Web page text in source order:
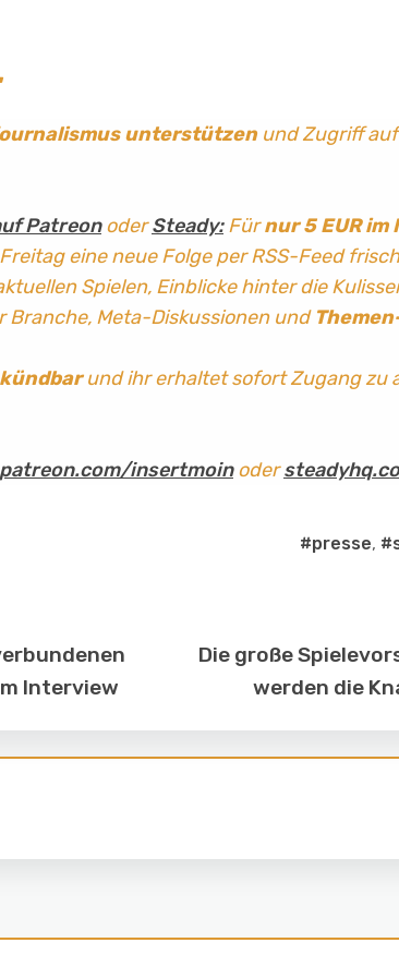
unterstützenund Zugriff
PatreonoderSteady:Fürnur 5 EUR im
eine neue Folge per RSS-Feed
Spielen, Einblicke hinter die
Branche, Meta-Diskussionen und
und ihr erhaltet sofort Zugang zu
patreon.com/insertmoinoder
#presse,
Interview
Die große
werden die